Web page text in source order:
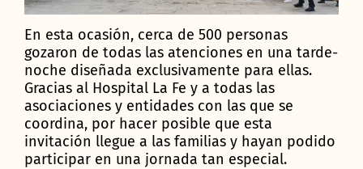
En esta ocasión, cerca de 500 personas
gozaron de todas las atenciones en una tarde-
noche diseñada exclusivamente para ellas.
Gracias al Hospital La Fe y a todas las
asociaciones y entidades con las que se
coordina, por hacer posible que esta
invitación llegue a las familias y hayan podido
participar en una jornada tan especial.